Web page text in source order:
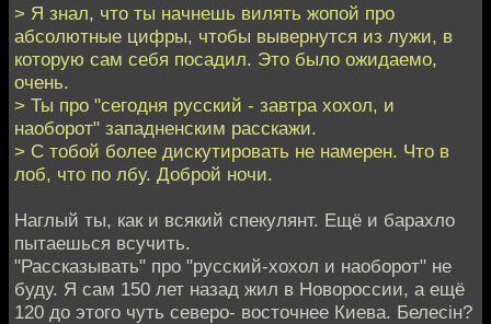
> Я знал, что ты начнешь вилять жопой про
абсолютные цифры, чтобы вывернутся из лужи, в
которую сам себя посадил. Это было ожидаемо,
очень.
> Ты про "сегодня русский - завтра хохол, и
наоборот" западненским расскажи.
> С тобой более дискутировать не намерен. Что в
лоб, что по лбу. Доброй ночи.
Наглый ты, как и всякий спекулянт. Ещё и барахло
пытаешься всучить.
"Рассказывать" про "русский-хохол и наоборот" не
буду. Я сам 150 лет назад жил в Новороссии, а ещё
120 до этого чуть северо- восточнее Киева. Белесiн?